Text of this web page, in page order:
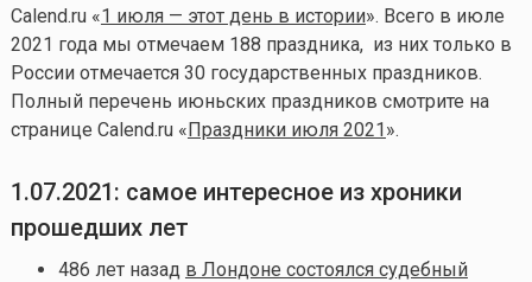
Calend.ru «1 июля — этот день в истории». Всего в июле
2021 года мы отмечаем 188 праздника, из них только в
России отмечается 30 государственных праздников.
Полный перечень июньских праздников смотрите на
странице Calend.ru «Праздники июля 2021».
1.07.2021: самое интересное из хроники
прошедших лет
486 лет назад в Лондоне состоялся судебный